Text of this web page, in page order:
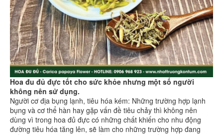
Hoa đu đủ đực tốt cho sức khỏe nhưng một số người
không nên sử dụng.
Người cơ địa bụng lạnh, tiêu hóa kém: Những trường hợp lạnh
bụng và cơ thể hàn hay gặp vấn đề tiêu chảy thì không nên
dùng vì trong hoa đủ đực có những chất khiến cho nhu động
đường tiêu hóa tăng lên, sẽ làm cho những trường hợp đang